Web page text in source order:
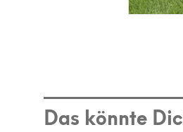
Das könnte